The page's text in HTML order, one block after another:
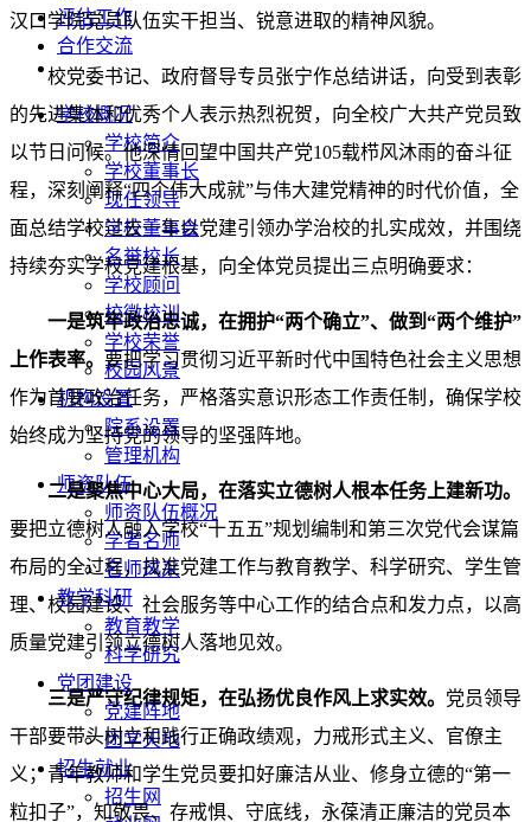
评估工作
合作交流
学校概况
学校简介
学校董事长
现任领导
学校董事会
名誉校长
学校顾问
校徽校训
学校荣誉
校园风景
机构设置
院系设置
管理机构
师资队伍
师资队伍概况
学者名师
名师风采
教学科研
教育教学
科学研究
党团建设
党建阵地
团学天地
招生就业
招生网
汉口学院党员队伍实干担当、锐意进取的精神风貌。
校党委书记、政府督导专员张宁作总结讲话，向受到表彰
的先进集体和优秀个人表示热烈祝贺，向全校广大共产党员致
以节日问候。他深情回望中国共产党105载栉风沐雨的奋斗征
程，深刻阐释“四个伟大成就”与伟大建党精神的时代价值，全
面总结学校过去一年以党建引领办学治校的扎实成效，并围绕
持续夯实学校党建根基，向全体党员提出三点明确要求：
一是筑牢政治忠诚，在拥护“两个确立”、做到“两个维护”
上作表率。 要把学习贯彻习近平新时代中国特色社会主义思想
作为首要政治任务，严格落实意识形态工作责任制，确保学校
始终成为坚持党的领导的坚强阵地。
二是聚焦中心大局，在落实立德树人根本任务上建新功。
要把立德树人融入学校“十五五”规划编制和第三次党代会谋篇
布局的全过程，找准党建工作与教育教学、科学研究、学生管
理、校园建设、社会服务等中心工作的结合点和发力点，以高
质量党建引领立德树人落地见效。
三是严守纪律规矩，在弘扬优良作风上求实效。 党员领导
干部要带头树立和践行正确政绩观，力戒形式主义、官僚主
义；青年教师和学生党员要扣好廉洁从业、修身立德的“第一
粒扣子”，知敬畏、存戒惧、守底线，永葆清正廉洁的党员本